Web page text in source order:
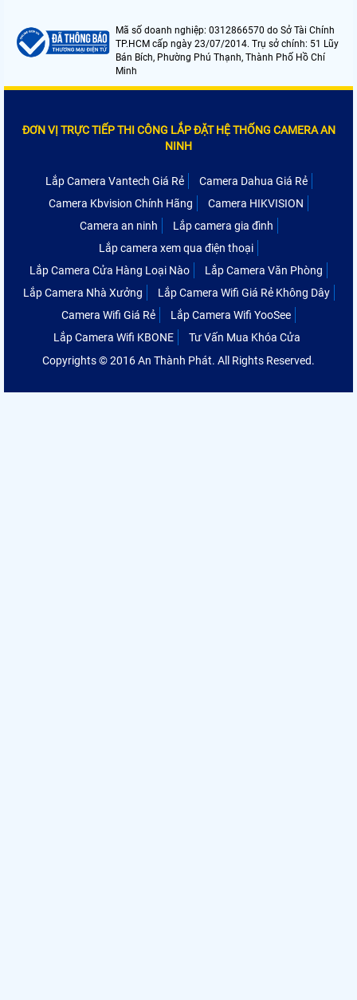
Mã số doanh nghiệp: 0312866570 do Sở Tài Chính
TP.HCM cấp ngày 23/07/2014. Trụ sở chính: 51 Lũy
Bán Bích, Phường Phú Thạnh, Thành Phố Hồ Chí
Minh
ĐƠN VỊ TRỰC TIẾP THI CÔNG LẮP ĐẶT HỆ THỐNG CAMERA AN
NINH
Lắp Camera Vantech Giá Rẻ
Camera Dahua Giá Rẻ
Camera Kbvision Chính Hãng
Camera HIKVISION
Camera an ninh
Lắp camera gia đình
Lắp camera xem qua điện thoại
Lắp Camera Cửa Hàng Loại Nào
Lắp Camera Văn Phòng
Lắp Camera Nhà Xưởng
Lắp Camera Wifi Giá Rẻ Không Dây
Camera Wifi Giá Rẻ
Lắp Camera Wifi YooSee
Lắp Camera Wifi KBONE
Tư Vấn Mua Khóa Cửa
Copyrights © 2016 An Thành Phát. All Rights Reserved.